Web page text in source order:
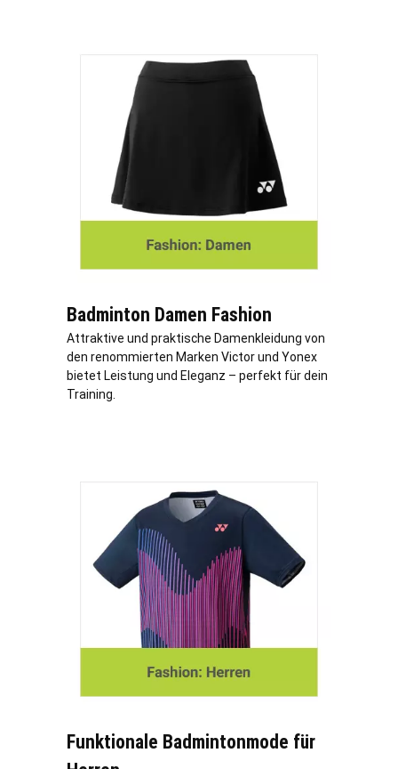
Badminton Damen Fashion
Attraktive und praktische Damenkleidung von
den renommierten Marken Victor und Yonex
bietet Leistung und Eleganz – perfekt für dein
Training.
Funktionale Badmintonmode für